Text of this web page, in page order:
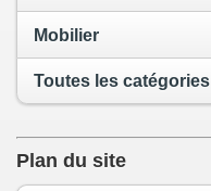
Mobilier
Toutes les catégories
Plan du site